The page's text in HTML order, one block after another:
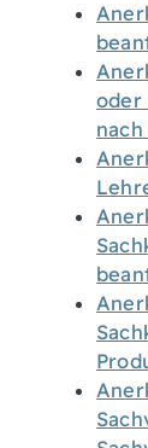
oder